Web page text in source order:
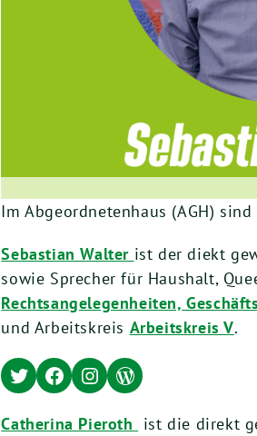
Im Abgeordnetenhaus (AGH)
Sebastian Walter ist der diekt
sowie Sprecher für Haushalt,
Rechtsangelegenheiten,
und Arbeitskreis Arbeitskreis V.
TwitterFacebook
Instagram
WordPress
Catherina Pieroth
ist die direkt